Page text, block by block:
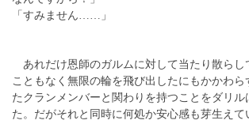
「すみません……」
あれだけ恩師のガルムに対して当たり散らし
こともなく無限の輪を飛び出したにもかかわら
たクランメンバーと関わりを持つことをダリル
た。だがそれと同時に何処か安心感も芽生えて